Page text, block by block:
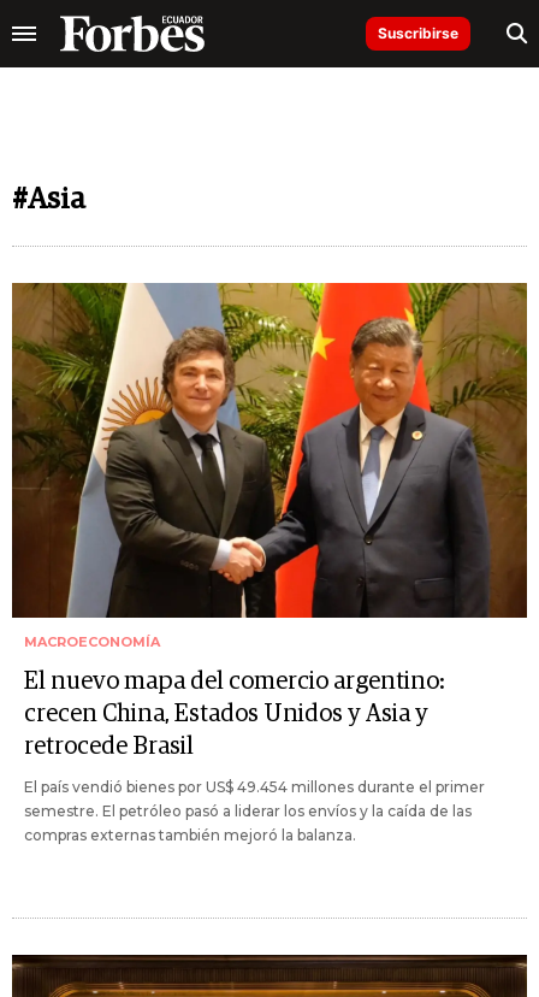
Suscribirse
#Asia
MACROECONOMÍA
El nuevo mapa del comercio argentino:
crecen China, Estados Unidos y Asia y
retrocede Brasil
El país vendió bienes por US$ 49.454 millones durante el primer
semestre. El petróleo pasó a liderar los envíos y la caída de las
compras externas también mejoró la balanza.